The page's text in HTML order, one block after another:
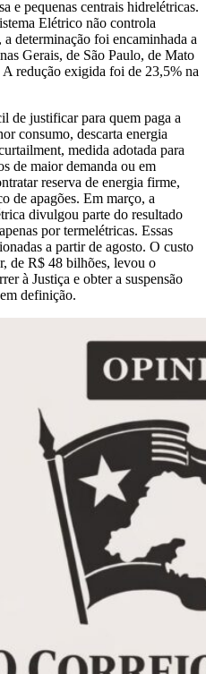
e pequenas centrais hidrelétricas.
Elétrico não controla
a determinação foi encaminhada a
Gerais, de São Paulo, de Mato
redução exigida foi de 23,5% na
de justificar para quem paga a
consumo, descarta energia
medida adotada para
de maior demanda ou em
reserva de energia firme,
de apagões. Em março, a
divulgou parte do resultado
por termelétricas. Essas
a partir de agosto. O custo
de R$ 48 bilhões, levou o
à Justiça e obter a suspensão
definição.